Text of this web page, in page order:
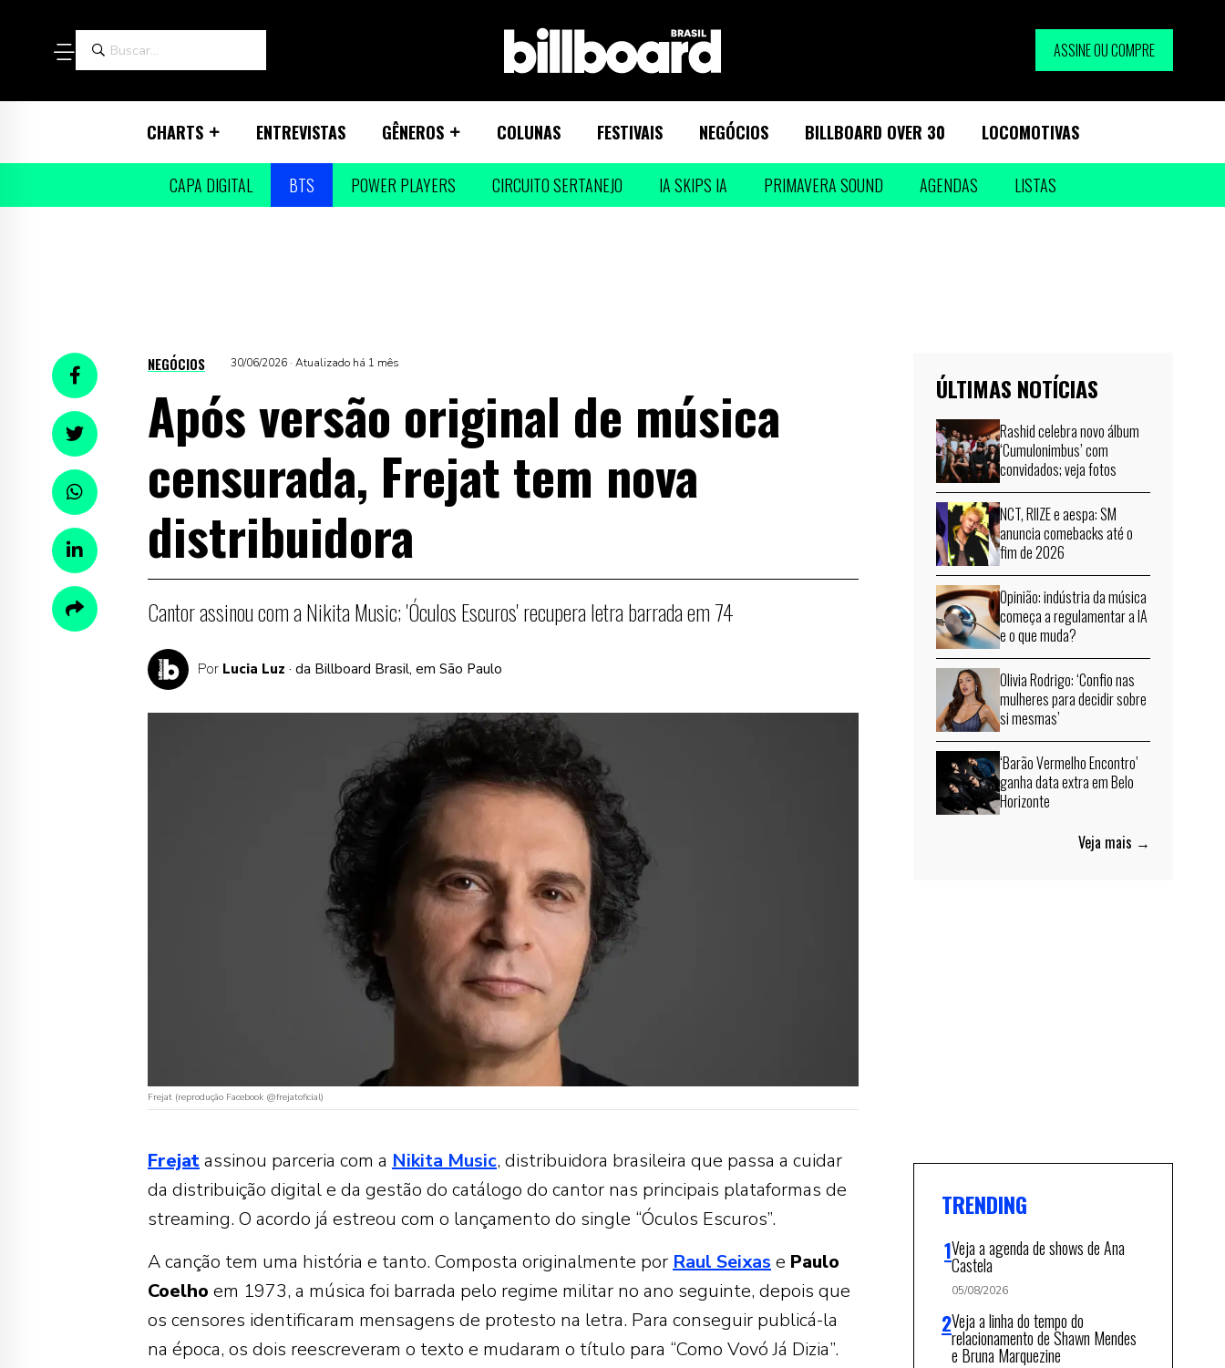
ASSINE OU COMPRE
CHARTS ENTREVISTAS GÊNEROS COLUNAS FESTIVAIS NEGÓCIOS BILLBOARD OVER 30 LOCOMOTIVAS
CAPA DIGITAL BTS POWER PLAYERS CIRCUITO SERTANEJO IA SKIPS IA PRIMAVERA SOUND AGENDAS LISTAS
NEGÓCIOS 30/06/2026 · Atualizado há 1 mês
Após versão original de música
censurada, Frejat tem nova
distribuidora
Cantor assinou com a Nikita Music; 'Óculos Escuros' recupera letra barrada em 74
Por Lucia Luz · da Billboard Brasil, em São Paulo
Frejat (reprodução Facebook @frejatoficial)
Frejatassinou parceria com a Nikita Music, distribuidora brasileira que passa a cuidar
da distribuição digital e da gestão do catálogo do cantor nas principais plataformas de
streaming. O acordo já estreou com o lançamento do single “Óculos Escuros”.
A canção tem uma história e tanto. Composta originalmente por Raul Seixas e Paulo
Coelho em 1973, a música foi barrada pelo regime militar no ano seguinte, depois que
os censores identificaram mensagens de protesto na letra. Para conseguir publicá-la
na época, os dois reescreveram o texto e mudaram o título para “Como Vovó Já Dizia”.
ÚLTIMAS NOTÍCIAS
Rashid celebra novo álbum
‘Cumulonimbus’ com
convidados; veja fotos
NCT, RIIZE e aespa: SM
anuncia comebacks até o
fim de 2026
Opinião: indústria da música
começa a regulamentar a IA
e o que muda?
Olivia Rodrigo: ‘Confio nas
mulheres para decidir sobre
si mesmas’
‘Barão Vermelho Encontro’
ganha data extra em Belo
Horizonte
Veja mais →
TRENDING
Veja a agenda de shows de Ana
Castela
05/08/2026
Veja a linha do tempo do
relacionamento de Shawn Mendes
e Bruna Marquezine